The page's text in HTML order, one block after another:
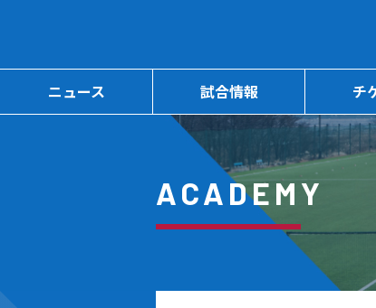
ニュース 試合情報 チ
ACADEMY